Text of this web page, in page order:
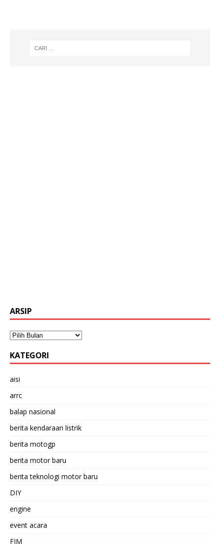
ARSIP
KATEGORI
aisi
arrc
balap nasional
berita kendaraan listrik
berita motogp
berita motor baru
berita teknologi motor baru
DIY
engine
event acara
FIM